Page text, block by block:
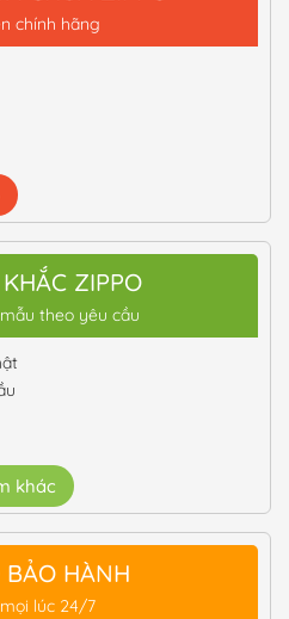
chính hãng
ZIPPO
theo yêu cầu
khác
BẢO HÀNH
lúc 24/7